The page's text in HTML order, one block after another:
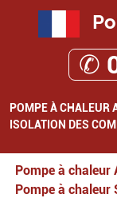
✆
POMPE À CHALEUR
ISOLATION DES
Pompe à chaleur
Pompe à chaleur